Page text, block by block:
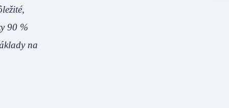
90 %
na